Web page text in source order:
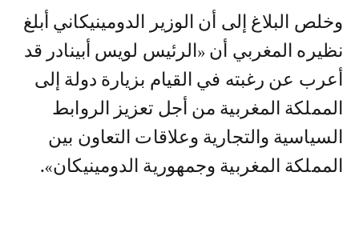
وخلص البلاغ إلى أن الوزير الدومينيكاني أبلغ
نظيره المغربي أن «الرئيس لويس أبينادر قد
أعرب عن رغبته في القيام بزيارة دولة إلى
المملكة المغربية من أجل تعزيز الروابط
السياسية والتجارية وعلاقات التعاون بين
المملكة المغربية وجمهورية الدومينيكان».